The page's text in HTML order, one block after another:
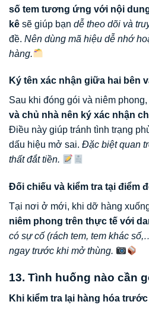
số tem tương ứng với nội
kê sẽ giúp bạn dễ theo dõi và
đề. Nên dùng mã hiệu dễ nhớ
hàng.
Ký tên xác nhận giữa hai bên
Sau khi đóng gói và niêm phong,
và chủ nhà nên ký xác nhận
Điều này giúp tránh tình trạng
dấu hiệu mở sai. Đặc biệt quan
thất đắt tiền.
Đối chiếu và kiểm tra tại điểm
Tại nơi ở mới, khi dỡ hàng
niêm phong trên thực tế với
có sự cố (rách tem, tem khác
ngay trước khi mở thùng.
13. Tình huống nào cần
Khi kiểm tra lại hàng hóa